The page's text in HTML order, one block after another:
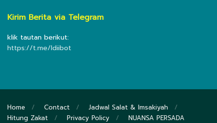
Kirim Berita via Telegram
klik tautan berikut:
https://t.me/ldiibot
Home Contact
Jadwal Salat & Imsakiyah
Hitung Zakat
Privacy Policy NUANSA PERSADA